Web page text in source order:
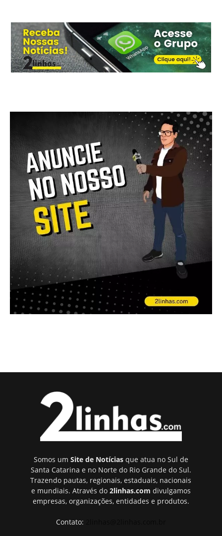
Somos um Site de Notíciasque atua no Sul de
Santa Catarina e no Norte do Rio Grande do Sul.
Trazendo pautas, regionais, estaduais, nacionais
e mundiais. Através do 2linhas.com divulgamos
empresas, organizações, entidades e produtos.
Contato: